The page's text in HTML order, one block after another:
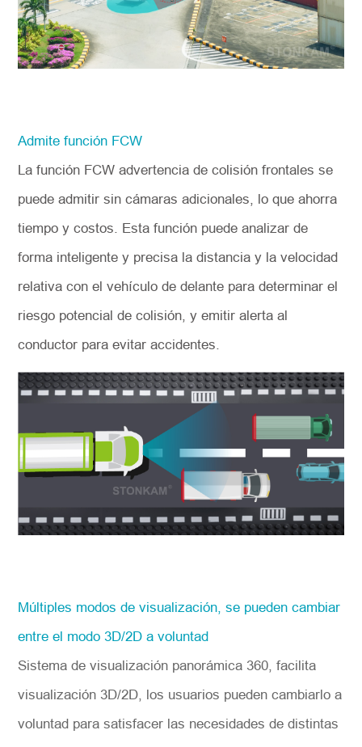
Admite función FCW
La función FCW advertencia de colisión frontales se
puede admitir sin cámaras adicionales, lo que ahorra
tiempo y costos. Esta función puede analizar de
forma inteligente y precisa la distancia y la velocidad
relativa con el vehículo de delante para determinar el
riesgo potencial de colisión, y emitir alerta al
conductor para evitar accidentes.
Múltiples modos de visualización, se pueden cambiar
entre el modo 3D/2D a voluntad
Sistema de visualización panorámica 360, facilita
visualización 3D/2D, los usuarios pueden cambiarlo a
voluntad para satisfacer las necesidades de distintas